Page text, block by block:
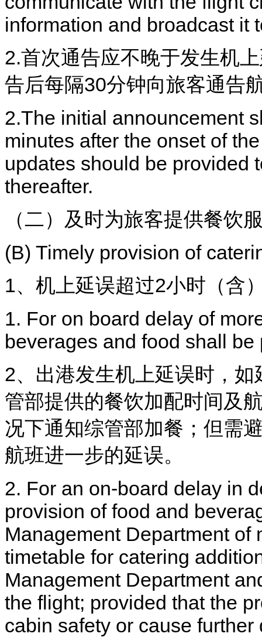
information and broadcast it
2.首次通告应不晚于发生机
告后每隔30分钟向旅客通告
2.The initial announcement
minutes after the onset of
updates should be provided
thereafter.
（二）及时为旅客提供餐饮
(B) Timely provision of
1、机上延误超过2小时（含
1. For on board delay of
beverages and food shall
2、出港发生机上延误时，
管部提供的餐饮加配时间及
况下通知综管部加餐；但需
航班进一步的延误。
2. For an on-board delay in
provision of food and
Management Department of
timetable for catering
Management Department
the flight; provided that the
cabin safety or cause further